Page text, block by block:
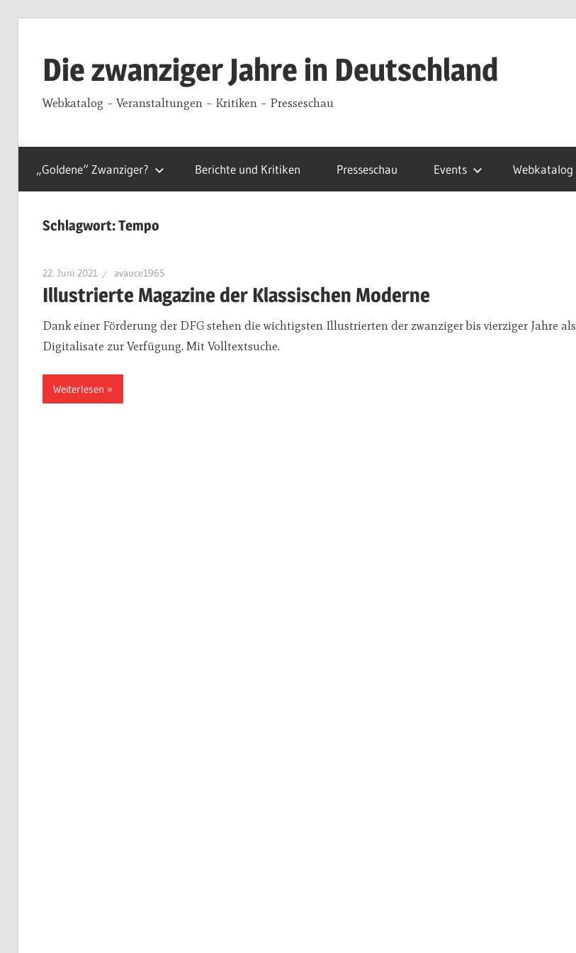
springenDie zwanziger Jahre in Deutschland
Webkatalog – Veranstaltungen – Kritiken – Presseschau
„Goldene“ Zwanziger? Berichte und Kritiken Presseschau Events Webkatalog
Schlagwort:Tempo
22. Juni 2021 avauce1965
Illustrierte Magazine der Klassischen Moderne
Dank einer Förderung der DFG stehen die wichtigsten Illustrierten der zwanziger bis vierziger Jahre als
Digitalisate zur Verfügung. Mit Volltextsuche.
Weiterlesen